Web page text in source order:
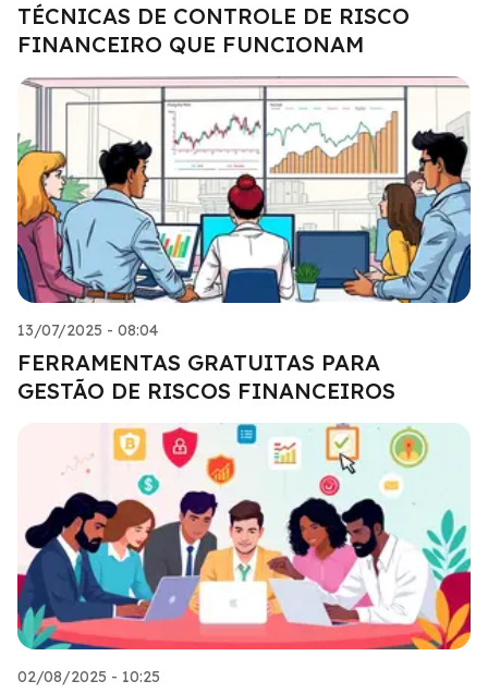
TÉCNICAS DE CONTROLE DE RISCO
FINANCEIRO QUE FUNCIONAM
13/07/2025 - 08:04
FERRAMENTAS GRATUITAS PARA
GESTÃO DE RISCOS FINANCEIROS
02/08/2025 - 10:25